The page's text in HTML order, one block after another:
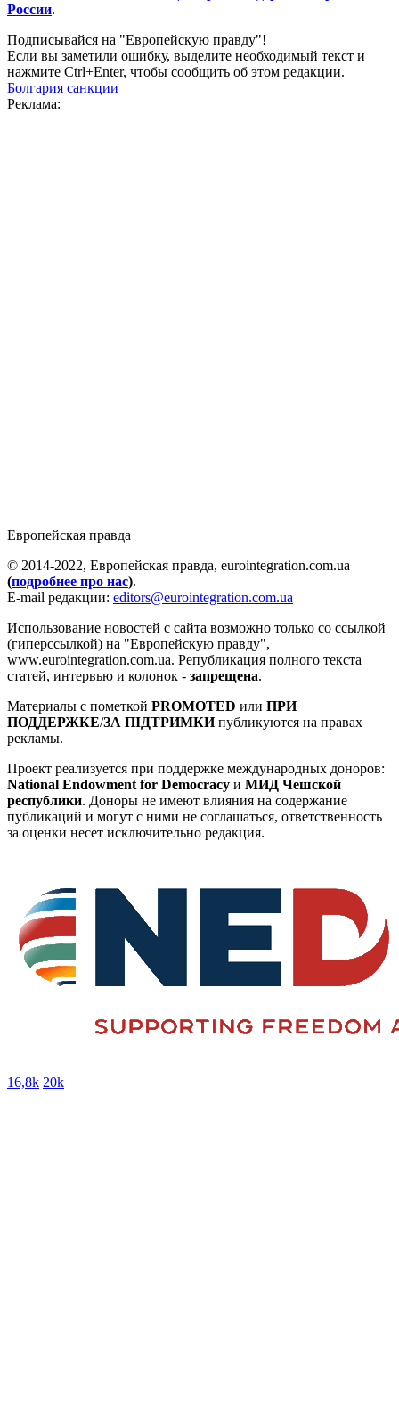
России.
Подписывайся на "Европейскую правду"!
Если вы заметили ошибку, выделите необходимый текст и
нажмите Ctrl+Enter, чтобы сообщить об этом редакции.
Болгария санкции
Реклама:
Европейская правда
© 2014-2022, Европейская правда, eurointegration.com.ua
(подробнее про нас).
E-mail редакции: editors@eurointegration.com.ua
Использование новостей с сайта возможно только со ссылкой
(гиперссылкой) на "Европейскую правду",
www.eurointegration.com.ua. Републикация полного текста
статей, интервью и колонок - запрещена.
Материалы с пометкой PROMOTED или ПРИ
ПОДДЕРЖКЕ/ЗА ПІДТРИМКИпубликуются на правах
рекламы.
Проект реализуется при поддержке международных доноров:
National Endowment for Democracy и МИД Чешской
республики. Доноры не имеют влияния на содержание
публикаций и могут с ними не соглашаться, ответственность
за оценки несет исключительно редакция.
16,8k 20k